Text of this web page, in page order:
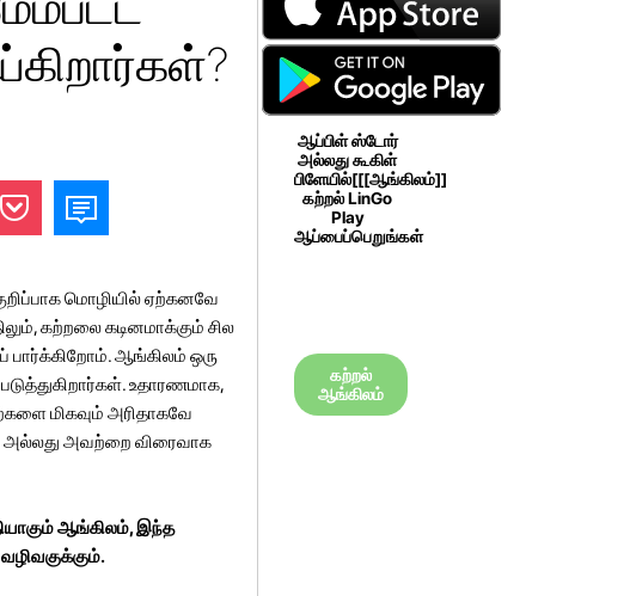
மொழியில் ஏற்கனவே
கற்றலை கடினமாக்கும் சில
பார்க்கிறோம். ஆங்கிலம் ஒரு
உதாரணமாக,
மிகவும் அரிதாகவே
அல்லது அவற்றை விரைவாக
ஆங்கிலம், இந்த
ஆப்பிள் ஸ்டோர்
அல்லது கூகிள்
பிளேயில்[[[ஆங்கிலம்]]
கற்றல் LinGo
Play
ஆப்பைப்பெறுங்கள்
கற்றல்
ஆங்கிலம்